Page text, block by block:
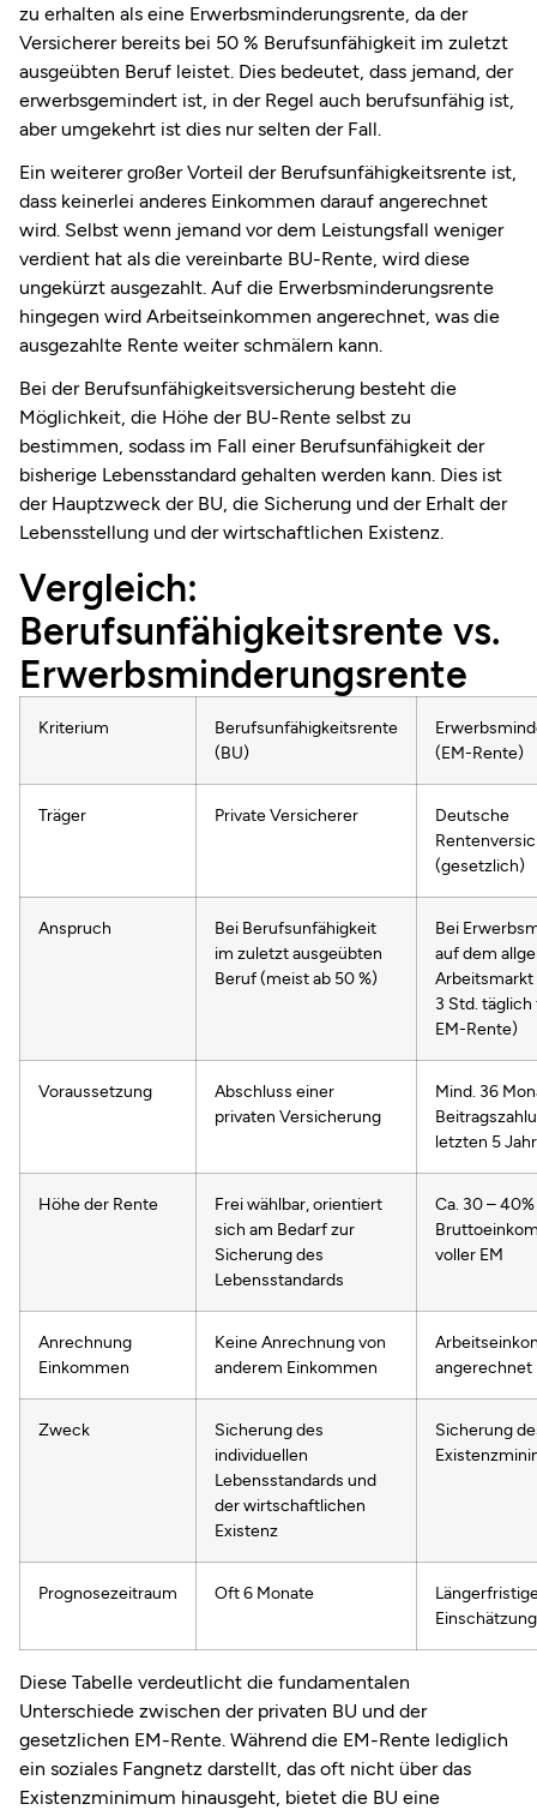
zu erhalten als eine Erwerbsminderungsrente, da der
Versicherer bereits bei 50 % Berufsunfähigkeit im zuletzt
ausgeübten Beruf leistet. Dies bedeutet, dass jemand, der
erwerbsgemindert ist, in der Regel auch berufsunfähig ist,
aber umgekehrt ist dies nur selten der Fall.
Ein weiterer großer Vorteil der Berufsunfähigkeitsrente ist,
dass keinerlei anderes Einkommen darauf angerechnet
wird. Selbst wenn jemand vor dem Leistungsfall weniger
verdient hat als die vereinbarte BU-Rente, wird diese
ungekürzt ausgezahlt. Auf die Erwerbsminderungsrente
hingegen wird Arbeitseinkommen angerechnet, was die
ausgezahlte Rente weiter schmälern kann.
Bei der Berufsunfähigkeitsversicherung besteht die
Möglichkeit, die Höhe der BU-Rente selbst zu
bestimmen, sodass im Fall einer Berufsunfähigkeit der
bisherige Lebensstandard gehalten werden kann. Dies ist
der Hauptzweck der BU, die Sicherung und der Erhalt der
Lebensstellung und der wirtschaftlichen Existenz.
Vergleich:
Berufsunfähigkeitsrente vs.
Erwerbsminderungsrente
Kriterium
Berufsunfähigkeitsrente
(BU)
(EM-Rente)
Träger Private Versicherer
Deutsche
(gesetzlich)
Anspruch
Bei Berufsunfähigkeit
im zuletzt ausgeübten
Beruf (meist ab 50 %)
Bei
auf dem
Arbeitsmarkt
3 Std.
EM-Rente)
Voraussetzung
Abschluss einer
privaten Versicherung
Mind. 36
letzten 5
Höhe der Rente
Frei wählbar, orientiert
sich am Bedarf zur
Sicherung des
Lebensstandards
Ca. 30 –
voller EM
Anrechnung
Einkommen
Keine Anrechnung von
anderem Einkommen
angerechnet
Zweck
Sicherung des
individuellen
Lebensstandards und
der wirtschaftlichen
Existenz
Sicherung
Prognosezeitraum Oft 6 Monate
Einschätzung
Diese Tabelle verdeutlicht die fundamentalen
Unterschiede zwischen der privaten BU und der
gesetzlichen EM-Rente. Während die EM-Rente lediglich
ein soziales Fangnetz darstellt, das oft nicht über das
Existenzminimum hinausgeht, bietet die BU eine